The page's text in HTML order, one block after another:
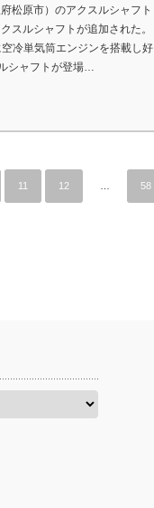
松原市）のアクスルシャフト
スルシャフトが追加された。
冷単気筒エンジンを搭載し好
シャフトが登場…
11 12 58